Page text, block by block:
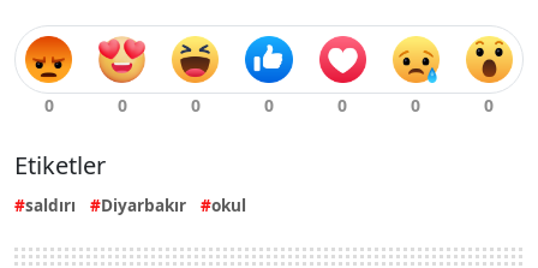
Etiketler
saldırı Diyarbakır okul